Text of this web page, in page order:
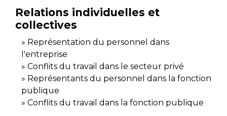
Relations individuelles et
collectives
Représentation du personnel dans
l'entreprise
Conflits du travail dans le secteur privé
Représentants du personnel dans la fonction
publique
Conflits du travail dans la fonction publique